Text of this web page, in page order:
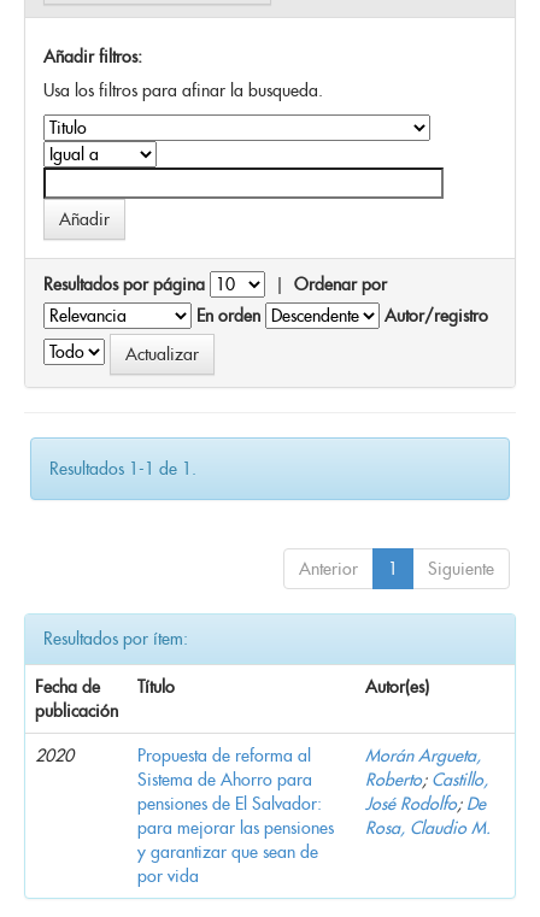
Añadir filtros:
Usa los filtros para afinar la busqueda.
Resultados por página | Ordenar por
En orden
Autor/registro
Resultados 1-1 de 1.
Anterior 1 Siguiente
Resultados por ítem:
Fecha de
publicación
Título Autor(es)
2020
Propuesta de reforma al
Sistema de Ahorro para
pensiones de El Salvador:
para mejorar las pensiones
y garantizar que sean de
por vida
Morán Argueta,
Roberto; Castillo,
José Rodolfo; De
Rosa, Claudio M.